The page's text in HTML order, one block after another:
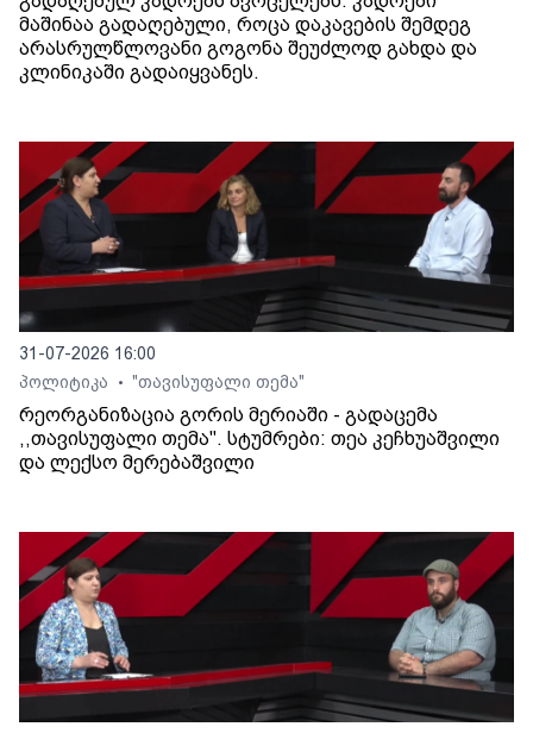
მაშინაა გადაღებული, როცა დაკავების შემდეგ
არასრულწლოვანი გოგონა შეუძლოდ გახდა და
კლინიკაში გადაიყვანეს.
31-07-2026 16:00
პოლიტიკა
• "თავისუფალი თემა"
რეორგანიზაცია გორის მერიაში - გადაცემა
,,თავისუფალი თემა". სტუმრები: თეა კეჩხუაშვილი
და ლექსო მერებაშვილი